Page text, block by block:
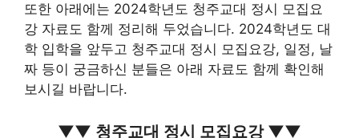
또한 아래에는 2024학년도 청주교대 정시 모집요
강 자료도 함께 정리해 두었습니다. 2024학년도 대
학 입학을 앞두고 청주교대 정시 모집요강, 일정, 날
짜 등이 궁금하신 분들은 아래 자료도 함께 확인해
보시길 바랍니다.
▼▼ 청주교대 정시 모집요강 ▼▼